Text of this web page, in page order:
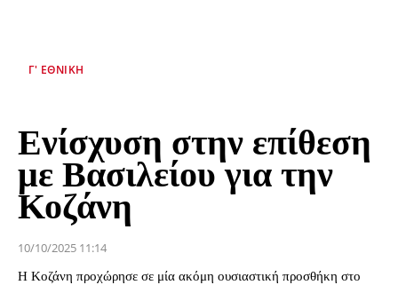
Γ' ΕΘΝΙΚΉ
Ενίσχυση στην επίθεση
με Βασιλείου για την
Κοζάνη
10/10/2025 11:14
Η Κοζάνη προχώρησε σε μία ακόμη ουσιαστική προσθήκη στο